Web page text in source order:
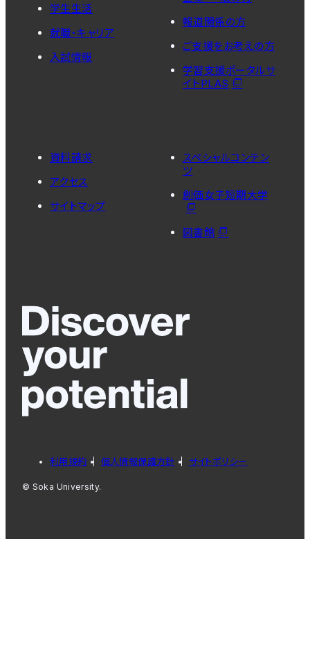
学生生活
就職・キャリア
入試情報
報道関係の方
ご支援をお考えの方
学習支援ポータルサ
イトPLAS
資料請求
アクセス
サイトマップ
スペシャルコンテン
ツ
創価女子短期大学
図書館
利用規約 個人情報保護方針 サイトポリシー
© Soka University.